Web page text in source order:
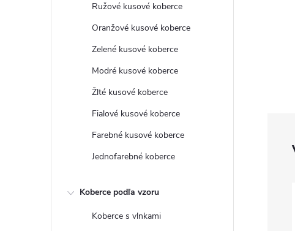
Ružové kusové koberce
Oranžové kusové koberce
Zelené kusové koberce
Modré kusové koberce
Žlté kusové koberce
Fialové kusové koberce
Farebné kusové koberce
Jednofarebné koberce
Koberce podľa vzoru
Koberce s vlnkami